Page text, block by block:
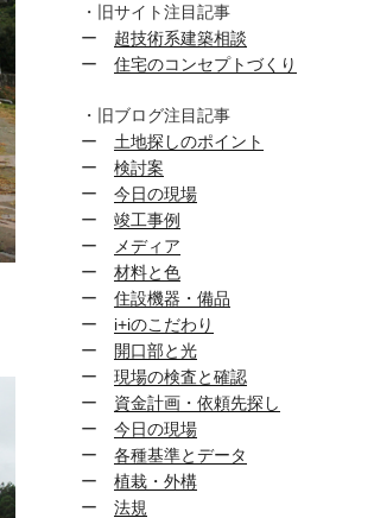
・旧サイト注目記事
ー 超技術系建築相談
ー 住宅のコンセプトづくり
・旧ブログ注目記事
ー 土地探しのポイント
ー 検討案
ー 今日の現場
ー 竣工事例
ー
メディア
ー 材料と色
ー 住設機器・備品
ー i+iのこだわり
ー 開口部と光
ー 現場の検査と確認
ー 資金計画・依頼先探し
ー 今日の現場
ー 各種基準とデータ
ー 植栽・外構
ー 法規